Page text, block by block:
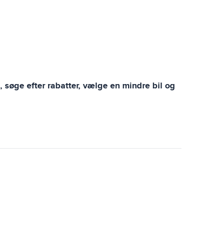
efter rabatter, vælge en mindre bil og